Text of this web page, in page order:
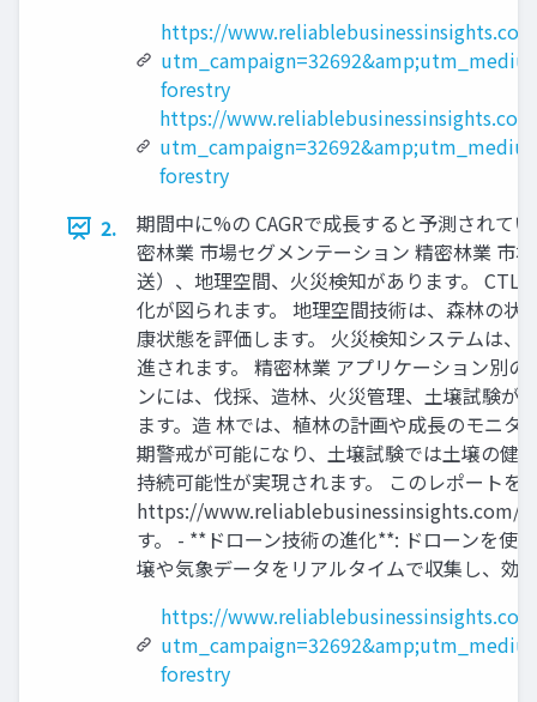
https://
forestry
https://
forestry
2.
期間中に%の CAGRで成長すると予測されて
密林業 市場セグメンテーション 精密林業 市
送）、地理空間、火災検知があります。 CTL
化が図られます。 地理空間技術は、森林の
康状態を評価します。 火災検知システムは
進されます。 精密林業 アプリケーション別
ンには、伐採、造林、火災管理、土壌試験が
ます。造 林では、植林の計画や成長のモニ
期警戒が可能になり、土壌試験では土壌の健
持続可能性が実現されます。 このレポート
https://www.reliablebusinessinsights.com/
す。 - **ドローン技術の進化**: ドローンを使
壌や気象データをリアルタイムで収集し、効
https://
forestry